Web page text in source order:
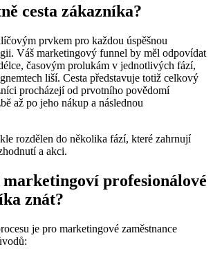
cesta zákazníka?
prvkem pro každou úspěšnou
Váš marketingový funnel by měl odpovídat
časovým prolukám v jednotlivých fází,
liší. Cesta představuje totiž celkový
procházejí od prvotního povědomí
až po jeho nákup a následnou
rozdělen do několika fází, které zahrnují
a akci.
profesionálové
znát?
je pro marketingové zaměstnance